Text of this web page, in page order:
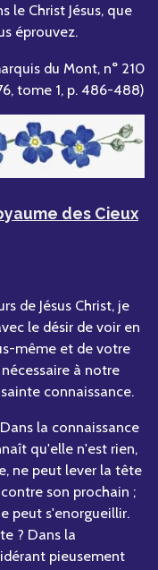
le Christ Jésus, que
éprouvez.
du Mont, n° 210
tome 1, p. 486-488)
des Cieux
de Jésus Christ, je
le désir de voir en
même et de votre
à notre
connaissance.
la connaissance
qu'elle n'est rien,
ne peut lever la tête
son prochain ;
peut s'enorgueillir.
? Dans la
pieusement